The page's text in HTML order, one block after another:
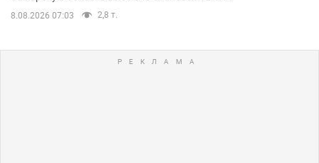
8.08.2026 07:03 2,8 т.